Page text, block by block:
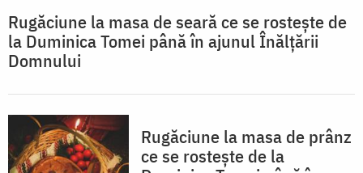
Rugăciune la masa de seară ce se rostește de
la Duminica Tomei până în ajunul Înălțării
Domnului
Rugăciune la masa de prânz
ce se rostește de la